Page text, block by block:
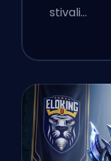
stivali…